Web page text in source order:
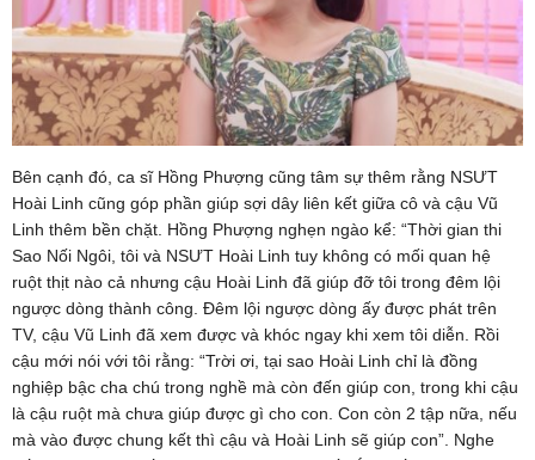
Bên cạnh đó, ca sĩ Hồng Phượng cũng tâm sự thêm rằng NSƯT
Hoài Linh cũng góp phần giúp sợi dây liên kết giữa cô và cậu Vũ
Linh thêm bền chặt. Hồng Phượng nghẹn ngào kể: “Thời gian thi
Sao Nối Ngôi, tôi và NSƯT Hoài Linh tuy không có mối quan hệ
ruột thịt nào cả nhưng cậu Hoài Linh đã giúp đỡ tôi trong đêm lội
ngược dòng thành công. Đêm lội ngược dòng ấy được phát trên
TV, cậu Vũ Linh đã xem được và khóc ngay khi xem tôi diễn. Rồi
cậu mới nói với tôi rằng: “Trời ơi, tại sao Hoài Linh chỉ là đồng
nghiệp bậc cha chú trong nghề mà còn đến giúp con, trong khi cậu
là cậu ruột mà chưa giúp được gì cho con. Con còn 2 tập nữa, nếu
mà vào được chung kết thì cậu và Hoài Linh sẽ giúp con”. Nghe